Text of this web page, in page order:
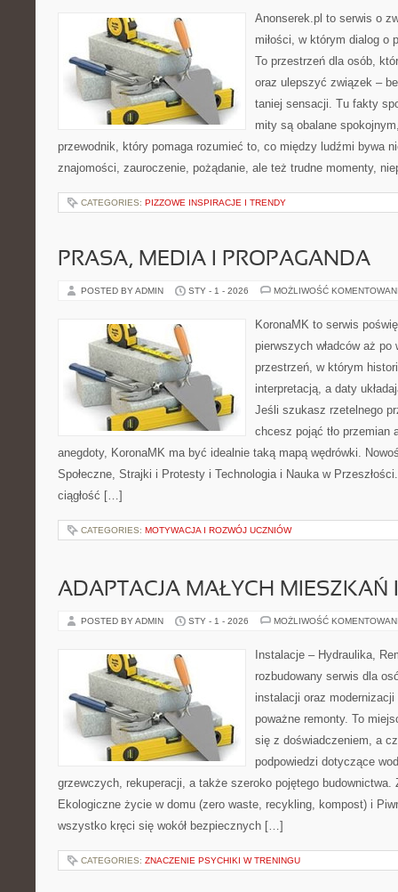
Anonserek.pl to serwis o
miłości, w którym dialog o
To przestrzeń dla osób,
oraz ulepszyć związek –
taniej sensacji. Tu fakty
mity są obalane
przewodnik, który pomaga rozumieć to, co między ludźmi bywa
znajomości, zauroczenie, pożądanie, ale też trudne momenty,
CATEGORIES: PIZZOWE INSPIRACJE I TRENDY
PRASA, MEDIA I PROPAGANDA
POSTED BY ADMIN STY - 1 - 2026 MOŻLIWOŚĆ
KoronaMK to serwis
pierwszych władców aż po
przestrzeń, w którym
interpretacją, a daty
Jeśli szukasz rzetelnego
chcesz pojąć tło przemian
anegdoty, KoronaMK ma być idealnie taką mapą wędrówki.
Społeczne, Strajki i Protesty i Technologia i Nauka w
ciągłość […]
CATEGORIES: MOTYWACJA I ROZWÓJ UCZNIÓW
ADAPTACJA MAŁYCH MIESZKAŃ
POSTED BY ADMIN STY - 1 - 2026 MOŻLIWOŚĆ
Instalacje – Hydraulika,
rozbudowany serwis dla
instalacji oraz modernizacji
poważne remonty. To
się z doświadczeniem, a
podpowiedzi dotyczące
grzewczych, rekuperacji, a także szeroko pojętego budownictwa.
Ekologiczne życie w domu (zero waste, recykling, kompost) i
wszystko kręci się wokół bezpiecznych […]
CATEGORIES: ZNACZENIE PSYCHIKI W TRENINGU